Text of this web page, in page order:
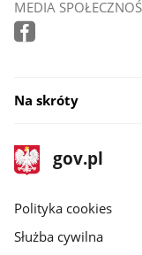
MEDIA
Na skróty
stopka
gov.pl
Strona
gov.pl
gov.pl
Polityka cookies
Służba cywilna